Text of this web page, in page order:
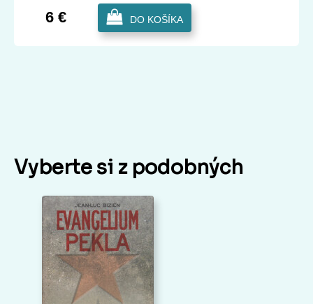
6 € DO KOŠÍKA
Vyberte si z podobných